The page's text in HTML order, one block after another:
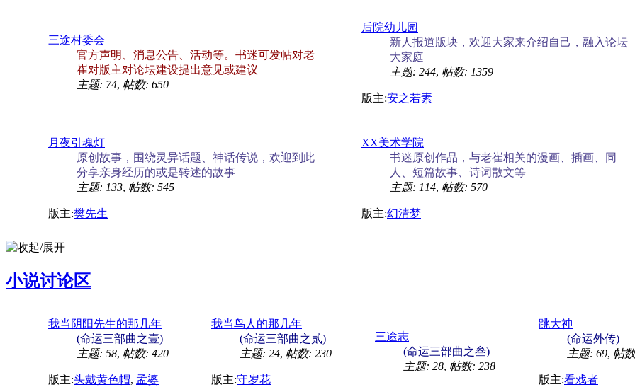
三途村委会
官方声明、消息公告、活动等。书迷可发帖对老
崔对版主对论坛建设提出意见或建议
主题: 74, 帖数: 650
后院幼儿园
新人报道版块，欢迎大家来介绍自己，融入论坛
大家庭
主题: 244, 帖数: 1359
版主:安之若素
月夜引魂灯
原创故事，围绕灵异话题、神话传说，欢迎到此
分享亲身经历的或是转述的故事
主题: 133, 帖数: 545
版主:樊先生
XX美术学院
书迷原创作品，与老崔相关的漫画、插画、同
人、短篇故事、诗词散文等
主题: 114, 帖数: 570
版主:幻清梦
小说讨论区
我当阴阳先生的那几年
(命运三部曲之壹)
主题: 58, 帖数: 420
版主:头戴黄色帽, 孟婆
我当鸟人的那几年
(命运三部曲之贰)
主题: 24, 帖数: 230
版主:守岁花
三途志
(命运三部曲之叁)
主题: 28, 帖数: 238
跳大神
(命运外传)
主题: 69, 帖
版主:看戏者